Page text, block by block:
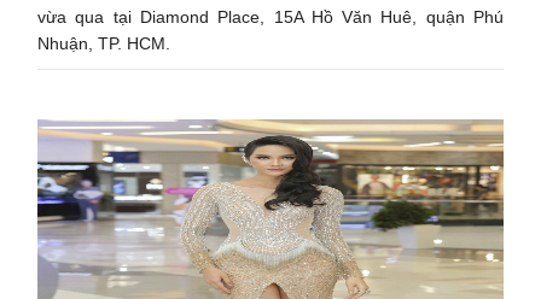
vừa qua tại Diamond Place, 15A Hồ Văn Huê, quận Phú
Nhuận, TP. HCM.